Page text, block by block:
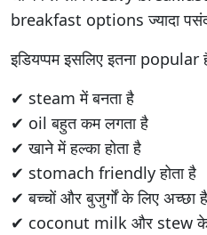
breakfast options ज्यादा
इडियप्पम इसलिए इतना popular
✔ steam में बनता है
✔ oil बहुत कम लगता है
✔ खाने में हल्का होता है
✔ stomach friendly होता है
✔ बच्चों और बुजुर्गों के लिए अच्छा है
✔ coconut milk और stew के